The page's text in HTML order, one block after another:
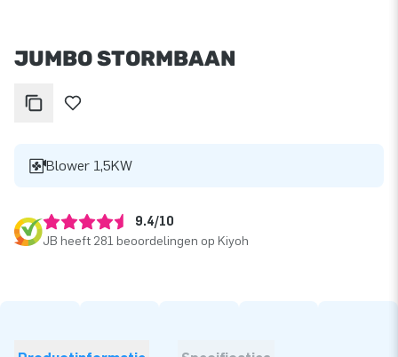
JUMBO STORMBAAN
Blower 1,5KW
9.4/10
JB heeft 281 beoordelingen op Kiyoh